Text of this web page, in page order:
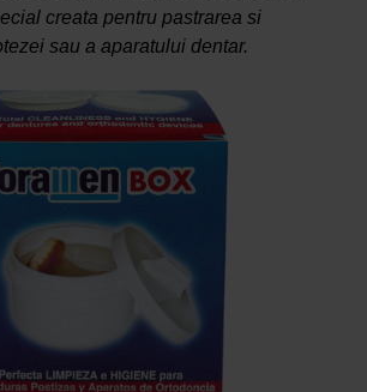
creata pentru pastrarea si
sau a aparatului dentar.